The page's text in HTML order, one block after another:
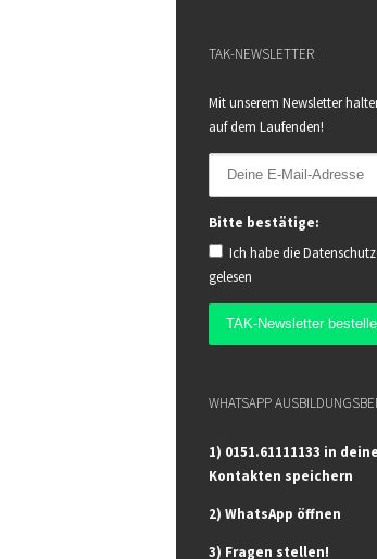
TAK-NEWSLETTER
Mit unserem Newsletter
auf dem Laufenden!
Bitte bestätige:
Ich habe die
gelesen
WHATSAPP
1) 0151.61111133 in
Kontakten speichern
2) WhatsApp öffnen
3) Fragen stellen!